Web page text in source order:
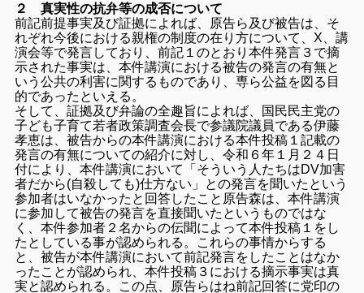
２ 真実性の抗弁等の成否について
前記前提事実及び証拠によれば、原告ら及び被告は、 そ
れぞれ今後における親権の制度の在り方について、X、講
演会等で発言しており、前記１のとおり本件発言３で摘
示された事実は、本件講演における被告の発言の有無と
いう公共の利害に関するものであり、専ら公益を図る目
的であったといえる。
そして、証拠及び弁論の全趣旨によれば、 国民民主党の
子ども子育て若者政策調査会長で参議院議員である伊藤
孝恵は、被告からの本件講演における本件投稿１記載の
発言の有無についての紹介に対し、令和６年１月２４日
付により、本件講演において「 そういう人たちはDV加害
者だから(自殺しても)仕方ない」 との発言を聞いたという
参加者はいなかったと回答したこと原告森は、本件講演
に参加して被告の発言を直接聞いたというものではな
く、本件参加者２名からの伝聞によって本件投稿１をし
たとしている事が認められる。これらの事情からする
と、被告が本件講演において前記発言をしたことはなか
ったことが認められ、本件投稿３における摘示事実は真
実と認められる。この点、 原告らはね前記回答に党印の